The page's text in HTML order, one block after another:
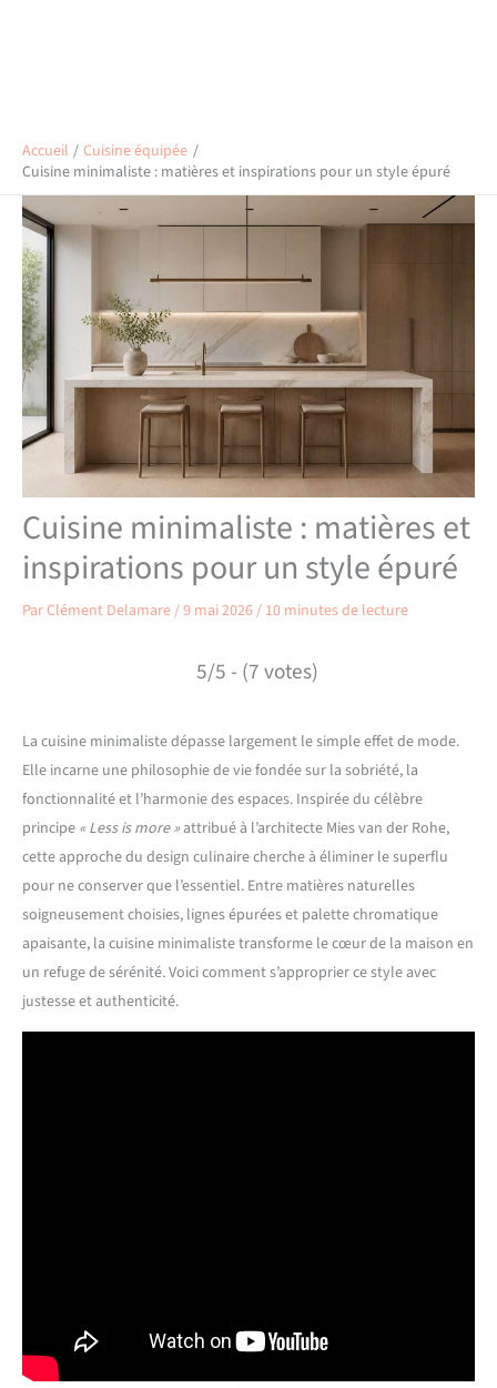
Accueil
Cuisine équipée
Cuisine minimaliste : matières et inspirations pour un style épuré
Cuisine minimaliste : matières et
inspirations pour un style épuré
ParClément Delamare/9 mai 2026/ 10 minutes de lecture
5/5 - (7 votes)
La cuisine minimaliste dépasse largement le simple effet de mode.
Elle incarne une philosophie de vie fondée sur la sobriété, la
fonctionnalité et l’harmonie des espaces. Inspirée du célèbre
principe « Less is more »attribué à l’architecte Mies van der Rohe,
cette approche du design culinaire cherche à éliminer le superflu
pour ne conserver que l’essentiel. Entre matières naturelles
soigneusement choisies, lignes épurées et palette chromatique
apaisante, la cuisine minimaliste transforme le cœur de la maison en
un refuge de sérénité. Voici comment s’approprier ce style avec
justesse et authenticité.